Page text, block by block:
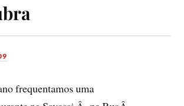
frequentamos uma